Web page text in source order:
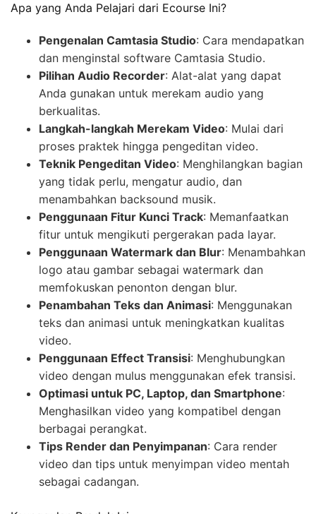
Apa yang Anda Pelajari dari Ecourse Ini?
Pengenalan Camtasia Studio: Cara mendapatkan
dan menginstal software Camtasia Studio.
Pilihan Audio Recorder: Alat-alat yang dapat
Anda gunakan untuk merekam audio yang
berkualitas.
Langkah-langkah Merekam Video: Mulai dari
proses praktek hingga pengeditan video.
Teknik Pengeditan Video: Menghilangkan bagian
yang tidak perlu, mengatur audio, dan
menambahkan backsound musik.
Penggunaan Fitur Kunci Track: Memanfaatkan
fitur untuk mengikuti pergerakan pada layar.
Penggunaan Watermark dan Blur: Menambahkan
logo atau gambar sebagai watermark dan
memfokuskan penonton dengan blur.
Penambahan Teks dan Animasi: Menggunakan
teks dan animasi untuk meningkatkan kualitas
video.
Penggunaan Effect Transisi: Menghubungkan
video dengan mulus menggunakan efek transisi.
Optimasi untuk PC, Laptop, dan Smartphone:
Menghasilkan video yang kompatibel dengan
berbagai perangkat.
Tips Render dan Penyimpanan: Cara render
video dan tips untuk menyimpan video mentah
sebagai cadangan.